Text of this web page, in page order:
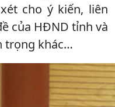
cho ý kiến, liên
của HĐND tỉnh và
trọng khác…